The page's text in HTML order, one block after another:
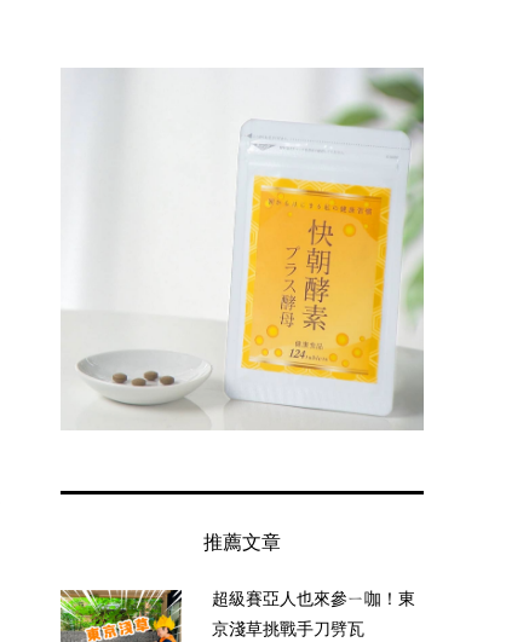
推薦文章
超級賽亞人也來參ㄧ咖！東
京淺草挑戰手刀劈瓦